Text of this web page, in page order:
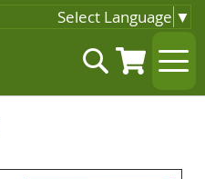
Select Language ▼
Inhalt
springen
Suche